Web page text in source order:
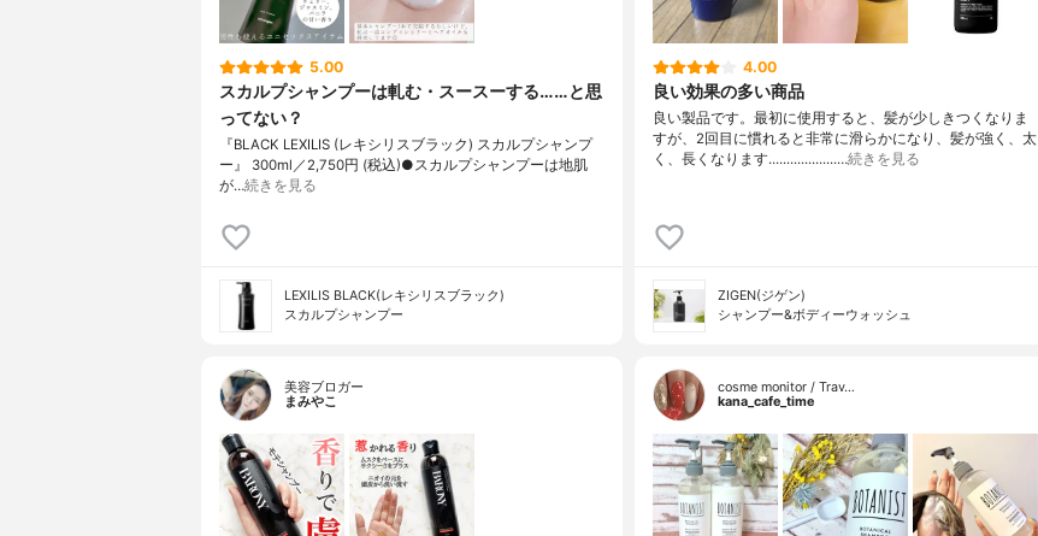
5.00
スカルプシャンプーは軋む・スースーする……と思
ってない？
『BLACK LEXILIS (レキシリスブラック) スカルプシャンプ
ー』 300ml／2,750円 (税込)●スカルプシャンプーは地肌
が…続きを見る
LEXILIS BLACK(レキシリスブラック)
スカルプシャンプー
4.00
良い効果の多い商品
良い製品です。最初に使用すると、髪が少しきつくなりま
すが、2回目に慣れると非常に滑らかになり、髪が強く、太
く、長くなります...................…続きを見る
ZIGEN(ジゲン)
シャンプー&ボディーウォッシュ
美容ブロガー
まみやこ
cosme monitor / Trav…
kana_cafe_time